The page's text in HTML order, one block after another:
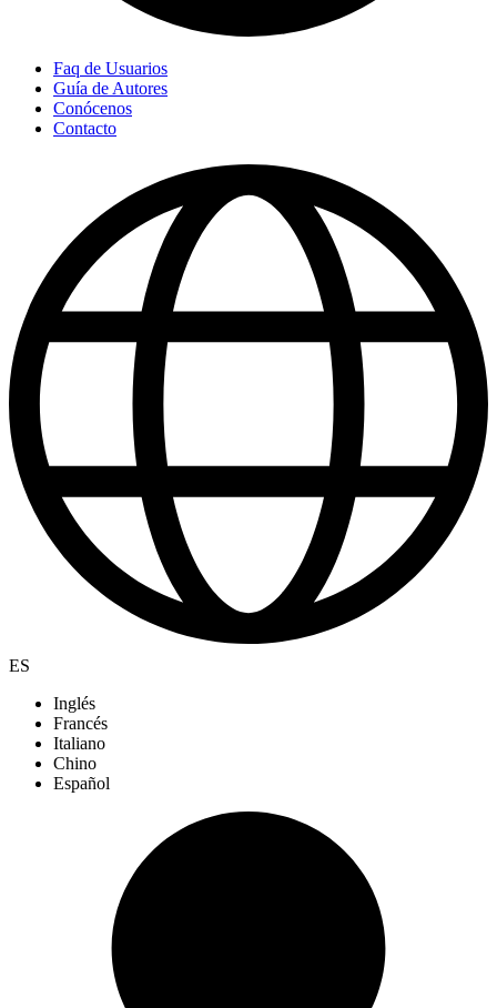
Faq de Usuarios
Guía de Autores
Conócenos
Contacto
ES
Inglés
Francés
Italiano
Chino
Español